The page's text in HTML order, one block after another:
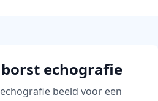
echografie
beeld voor een